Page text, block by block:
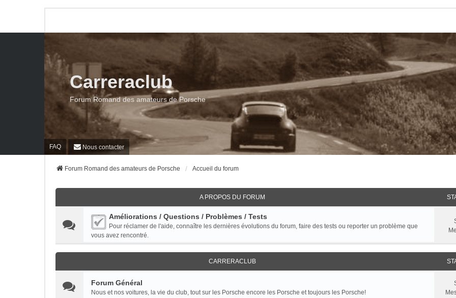
FAQ Nous contacter
Carreraclub
Forum Romand des amateurs de Porsche
Forum Romand des amateurs de Porsche Accueil du forum
A PROPOS DU FORUM
Améliorations / Questions / Problèmes / Tests
Pour réclamer de l'aide, connaître les dernières évolutions du forum, faire des tests ou reporter un problème que
vous avez rencontré.
CARRERACLUB
Forum Général
Nous et nos voitures, la vie du club, tout sur les Porsche encore les Porsche et toujours les Porsche!